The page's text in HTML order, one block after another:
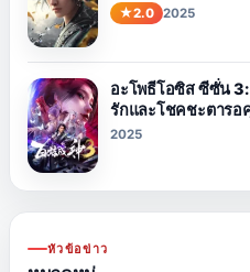
2.0 2025
อะโพธีโอซิส ซีซั่น 3:
รักและโชคชะตารอ
2025
หัวข้อข่าว